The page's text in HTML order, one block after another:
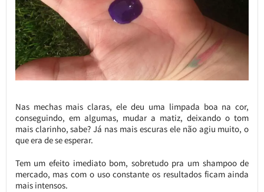
Nas mechas mais claras, ele deu uma limpada boa na cor,
conseguindo, em algumas, mudar a matiz, deixando o tom
mais clarinho, sabe? Já nas mais escuras ele não agiu muito, o
que era de se esperar.
Tem um efeito imediato bom, sobretudo pra um shampoo de
mercado, mas com o uso constante os resultados ficam ainda
mais intensos.